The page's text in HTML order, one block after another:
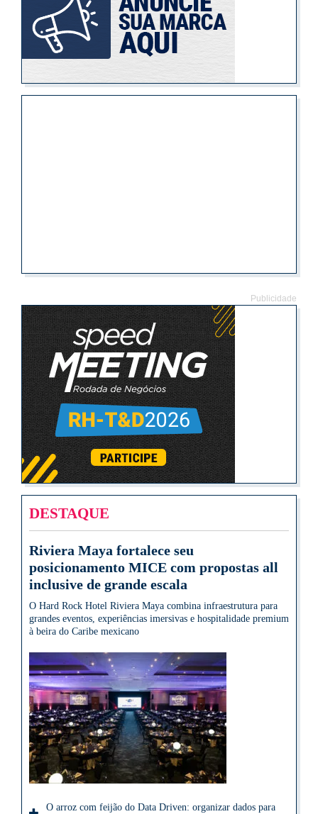
Publicidade
DESTAQUE
Riviera Maya fortalece seu
posicionamento MICE com propostas all
inclusive de grande escala
O Hard Rock Hotel Riviera Maya combina infraestrutura para
grandes eventos, experiências imersivas e hospitalidade premium
à beira do Caribe mexicano
O arroz com feijão do Data Driven: organizar dados para